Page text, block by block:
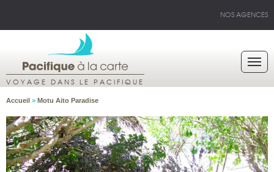
NOS AGENCES
VOYAGE DANS LE PACIFIQUE
Accueil > Motu Aito Paradise